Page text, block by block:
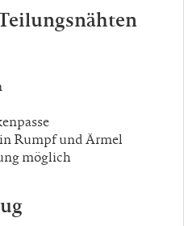
Rumpf und Ärmel
möglich